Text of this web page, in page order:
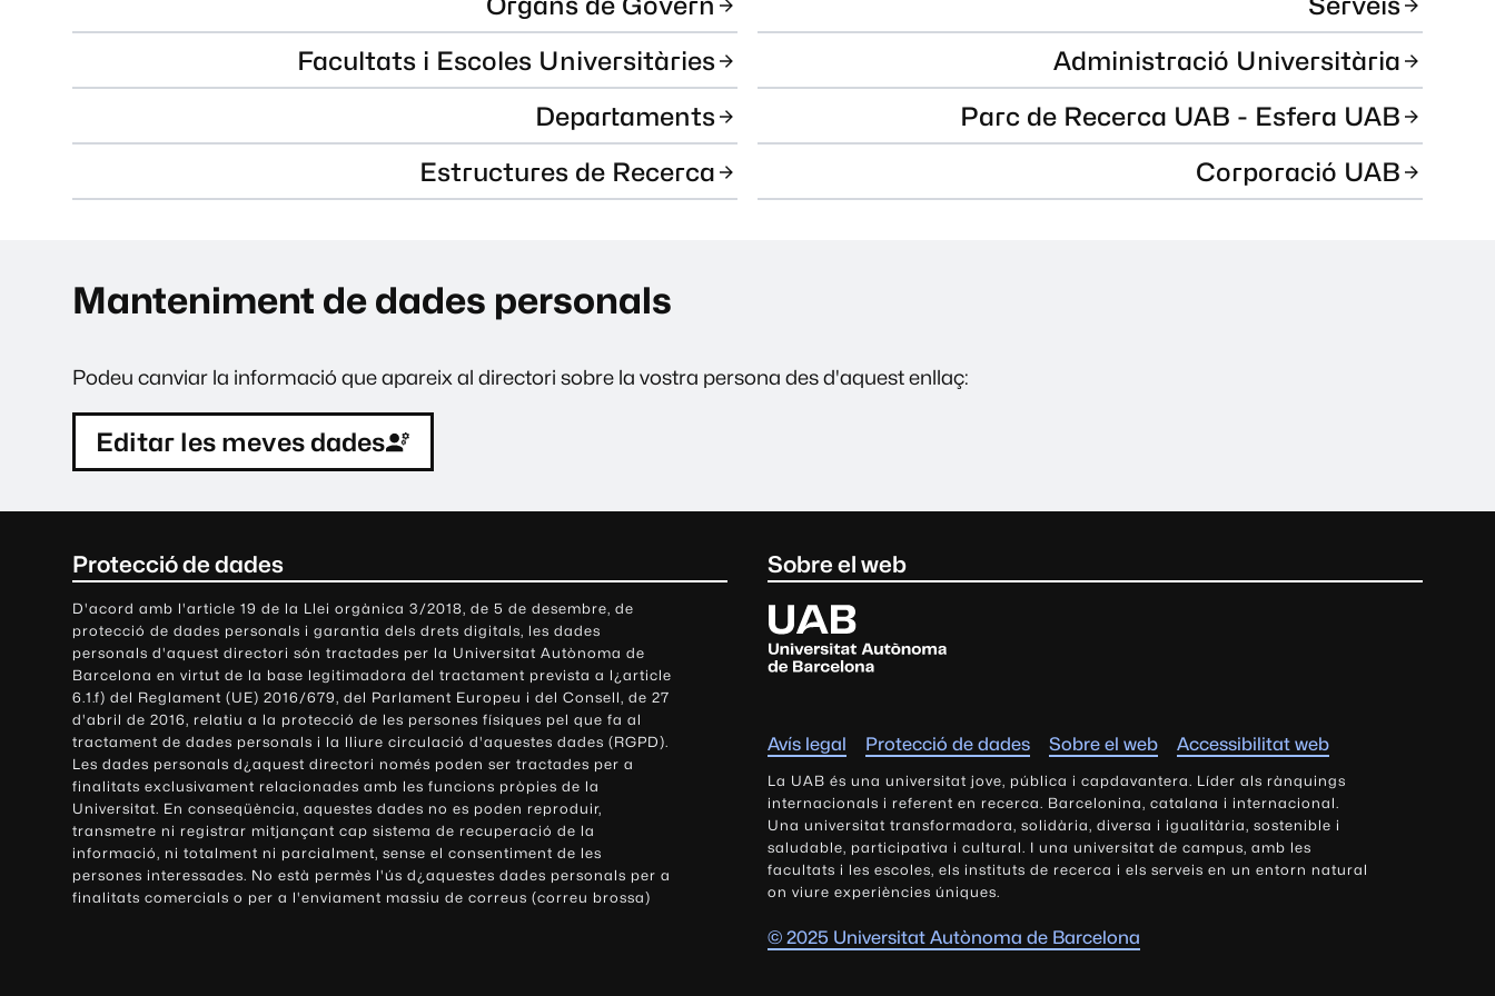
Facultats i Escoles Universitàries
Departaments
Estructures de Recerca
Administració Universitària
Parc de Recerca UAB - Esfera UAB
Corporació UAB
Manteniment de dades personals
Podeu canviar la informació que apareix al directori sobre la vostra persona des d'aquest enllaç:
Editar les meves dades
Protecció de dades
D'acord amb l'article 19 de la Llei orgànica 3/2018, de 5 de desembre, de
protecció de dades personals i garantia dels drets digitals, les dades
personals d'aquest directori són tractades per la Universitat Autònoma de
Barcelona en virtut de la base legitimadora del tractament prevista a l¿article
6.1.f) del Reglament (UE) 2016/679, del Parlament Europeu i del Consell, de 27
d'abril de 2016, relatiu a la protecció de les persones físiques pel que fa al
tractament de dades personals i la lliure circulació d'aquestes dades (RGPD).
Les dades personals d¿aquest directori només poden ser tractades per a
finalitats exclusivament relacionades amb les funcions pròpies de la
Universitat. En conseqüència, aquestes dades no es poden reproduir,
transmetre ni registrar mitjançant cap sistema de recuperació de la
informació, ni totalment ni parcialment, sense el consentiment de les
persones interessades. No està permès l'ús d¿aquestes dades personals per a
finalitats comercials o per a l'enviament massiu de correus (correu brossa)
Sobre el web
U
n
i
s
i
t
a
t
A
u
t
ò
Avís legal Protecció de dades Sobre el web Accessibilitat web
La UAB és una universitat jove, pública i capdavantera. Líder als rànquings
internacionals i referent en recerca. Barcelonina, catalana i internacional.
Una universitat transformadora, solidària, diversa i igualitària, sostenible i
saludable, participativa i cultural. I una universitat de campus, amb les
facultats i les escoles, els instituts de recerca i els serveis en un entorn natural
on viure experiències úniques.
© 2025 Universitat Autònoma de Barcelona